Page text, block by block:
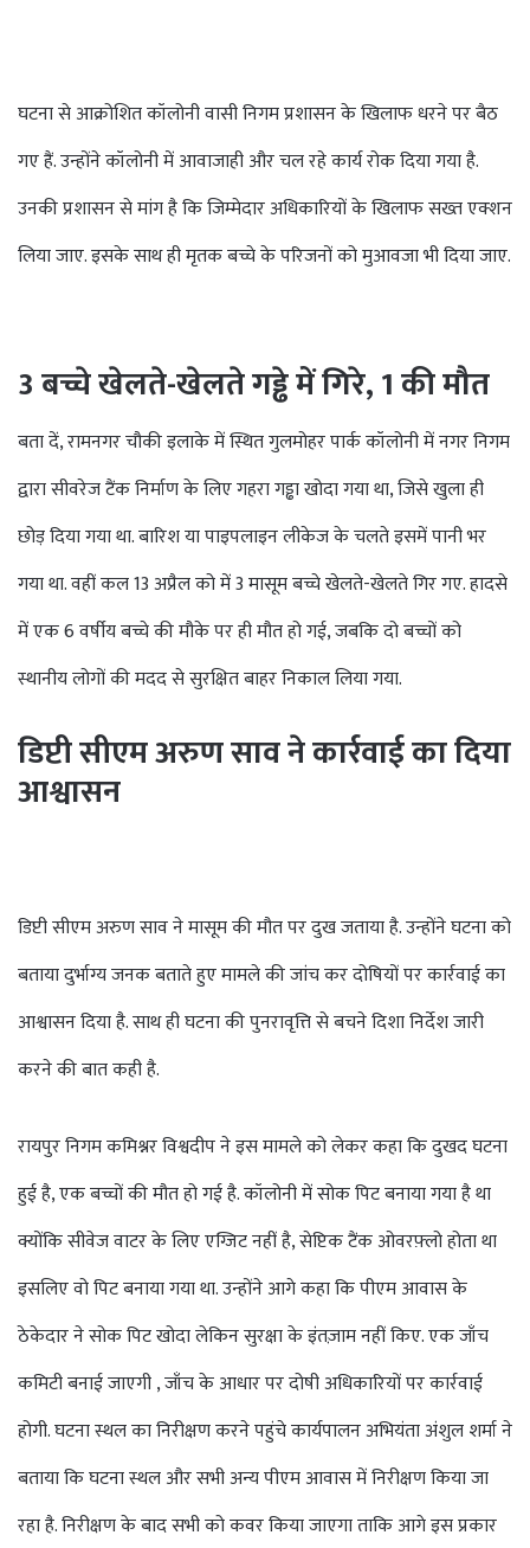
घटना से आक्रोशित कॉलोनी वासी निगम प्रशासन के खिलाफ धरने पर बैठ
गए हैं. उन्होंने कॉलोनी में आवाजाही और चल रहे कार्य रोक दिया गया है.
उनकी प्रशासन से मांग है कि जिम्मेदार अधिकारियों के खिलाफ सख्त एक्शन
लिया जाए. इसके साथ ही मृतक बच्चे के परिजनों को मुआवजा भी दिया जाए.
3 बच्चे खेलते-खेलते गड्ढे में गिरे, 1 की मौत
बता दें, रामनगर चौकी इलाके में स्थित गुलमोहर पार्क कॉलोनी में नगर निगम
द्वारा सीवरेज टैंक निर्माण के लिए गहरा गड्ढा खोदा गया था, जिसे खुला ही
छोड़ दिया गया था. बारिश या पाइपलाइन लीकेज के चलते इसमें पानी भर
गया था. वहीं कल 13 अप्रैल को में 3 मासूम बच्चे खेलते-खेलते गिर गए. हादसे
में एक 6 वर्षीय बच्चे की मौके पर ही मौत हो गई, जबकि दो बच्चों को
स्थानीय लोगों की मदद से सुरक्षित बाहर निकाल लिया गया.
डिप्टी सीएम अरुण साव ने कार्रवाई का दिया
आश्वासन
डिप्टी सीएम अरुण साव ने मासूम की मौत पर दुख जताया है. उन्होंने घटना को
बताया दुर्भाग्य जनक बताते हुए मामले की जांच कर दोषियों पर कार्रवाई का
आश्वासन दिया है. साथ ही घटना की पुनरावृत्ति से बचने दिशा निर्देश जारी
करने की बात कही है.
रायपुर निगम कमिश्नर विश्वदीप ने इस मामले को लेकर कहा कि दुखद घटना
हुई है, एक बच्चों की मौत हो गई है. कॉलोनी में सोक पिट बनाया गया है था
क्योंकि सीवेज वाटर के लिए एग्जिट नहीं है, सेप्टिक टैंक ओवरफ़्लो होता था
इसलिए वो पिट बनाया गया था. उन्होंने आगे कहा कि पीएम आवास के
ठेकेदार ने सोक पिट खोदा लेकिन सुरक्षा के इंतज़ाम नहीं किए. एक जाँच
कमिटी बनाई जाएगी , जाँच के आधार पर दोषी अधिकारियों पर कार्रवाई
होगी. घटना स्थल का निरीक्षण करने पहुंचे कार्यपालन अभियंता अंशुल शर्मा ने
बताया कि घटना स्थल और सभी अन्य पीएम आवास में निरीक्षण किया जा
रहा है. निरीक्षण के बाद सभी को कवर किया जाएगा ताकि आगे इस प्रकार